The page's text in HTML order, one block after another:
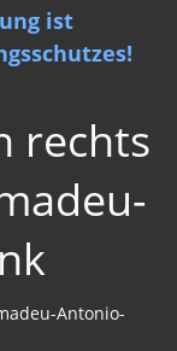
ist
rechts
Antonio-